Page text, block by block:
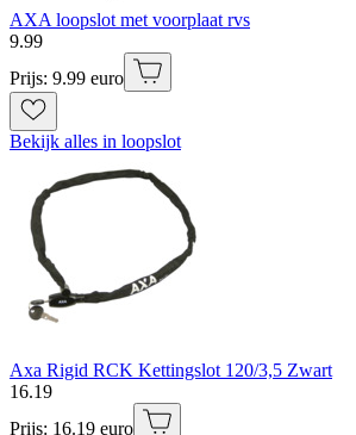
AXA loopslot met voorplaat rvs
9.99
Prijs: 9.99 euro
Bekijk alles in loopslot
Axa Rigid RCK Kettingslot 120/3,5 Zwart
16.19
Prijs: 16.19 euro